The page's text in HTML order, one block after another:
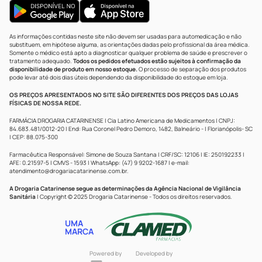
As informações contidas neste site não devem ser usadas para automedicação e não
substituem, em hipótese alguma, as orientações dadas pelo profissional da área médica.
Somente o médico está apto a diagnosticar qualquer problema de saúde e prescrever o
tratamento adequado. Todos os pedidos efetuados estão sujeitos à confirmação da
disponibilidade de produto em nosso estoque.O processo de separação dos produtos
pode levar até dois dias úteis dependendo da disponibilidade do estoque em loja.
OS PREÇOS APRESENTADOS NO SITE SÃO DIFERENTES DOS PREÇOS DAS LOJAS
FÍSICAS DE NOSSA REDE.
FARMÁCIA DROGARIA CATARINENSE | Cia Latino Americana de Medicamentos | CNPJ:
84.683.481/0012-20 | End: Rua Coronel Pedro Demoro, 1482, Balneário - | Florianópolis- SC
| CEP: 88.075-300
Farmacêutica Responsável: Simone de Souza Santana | CRF/SC: 12106 | IE: 250192233 |
AFE: 0.21597-5 | CMVS - 1593 | WhatsApp: (47) 9 9202-1687 | e-mail:
atendimento@drogariacatarinense.com.br.
A Drogaria Catarinense segue as determinações da Agência Nacional de Vigilância
Sanitária | Copyright © 2025 Drogaria Catarinense - Todos os direitos reservados.
UMA
MARCA
Powered by Developed by